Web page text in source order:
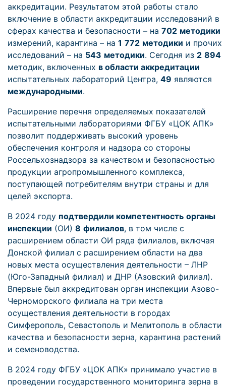
аккредитации. Результатом этой работы стало
включение в области аккредитации исследований в
сферах качества и безопасности – на 702 методики
измерений, карантина – на 1 772 методики и прочих
исследований – на 543 методики. Сегодня из 2 894
методик, включенных в области аккредитации
испытательных лабораторий Центра, 49 являются
международными.
Расширение перечня определяемых показателей
испытательными лабораториями ФГБУ «ЦОК АПК»
позволит поддерживать высокий уровень
обеспечения контроля и надзора со стороны
Россельхознадзора за качеством и безопасностью
продукции агропромышленного комплекса,
поступающей потребителям внутри страны и для
целей экспорта.
В 2024 году подтвердили компетентность органы
инспекции (ОИ) 8 филиалов, в том числе с
расширением области ОИ ряда филиалов, включая
Донской филиал с расширением области на два
новых места осуществления деятельности – ЛНР
(Юго-Западный филиал) и ДНР (Азовский филиал).
Впервые был аккредитован орган инспекции Азово-
Черноморского филиала на три места
осуществления деятельности в городах
Симферополь, Севастополь и Мелитополь в области
качества и безопасности зерна, карантина растений
и семеноводства.
В 2024 году ФГБУ «ЦОК АПК» принимало участие в
проведении государственного мониторинга зерна в